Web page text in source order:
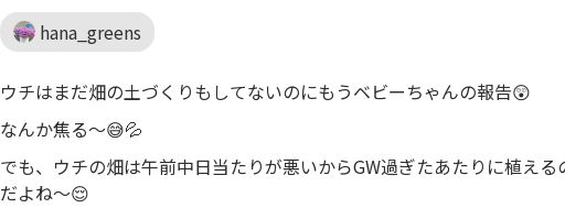
hana_greens
ウチはまだ畑の土づくりもしてないのにもうベビーちゃんの報告😲
なんか焦る〜😅💦
でも、ウチの畑は午前中日当たりが悪いからGW過ぎたあたりに植え
だよね〜😌